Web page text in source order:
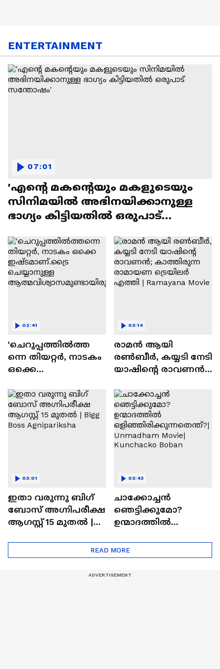
ENTERTAINMENT
'എന്റെ മകന്റെയും മകളുടെയും
സിനിമയിൽ അഭിനയിക്കാനുള്ള
ഭാഗ്യം കിട്ടിയതിൽ ഒരുപാട്
07:01
'ചെറുപ്പത്തിൽത്ത
ന്നെ തിയറ്റർ, നാടകം
ഒക്കെ
ചെയ്യാനുള്ള
ആത്മവിശ്വാസമുണ്ടാ
യിരുന്നില്ല'
02:41
രാമന്‍ ആയി
രൺബീർ, കയ്യടി നേടി
യാഷിന്റെ രാവണൻ;
രാമായണ ട്രെയിലർ
എത്തി | Ramayana
Movie
03:14
ഇതാ വരുന്നു ബിഗ്
ബോസ് അഗ്നിപരീക്ഷ
ആഗസ്റ്റ് 15 മുതൽ |
03:01
ചാക്കോച്ചന്‍
ഞെട്ടിക്കുമോ?
ഉന്മാദത്തിൽ
ന്ത്?| Unmadham
Movie| Kunchacko
03:43
READ MORE